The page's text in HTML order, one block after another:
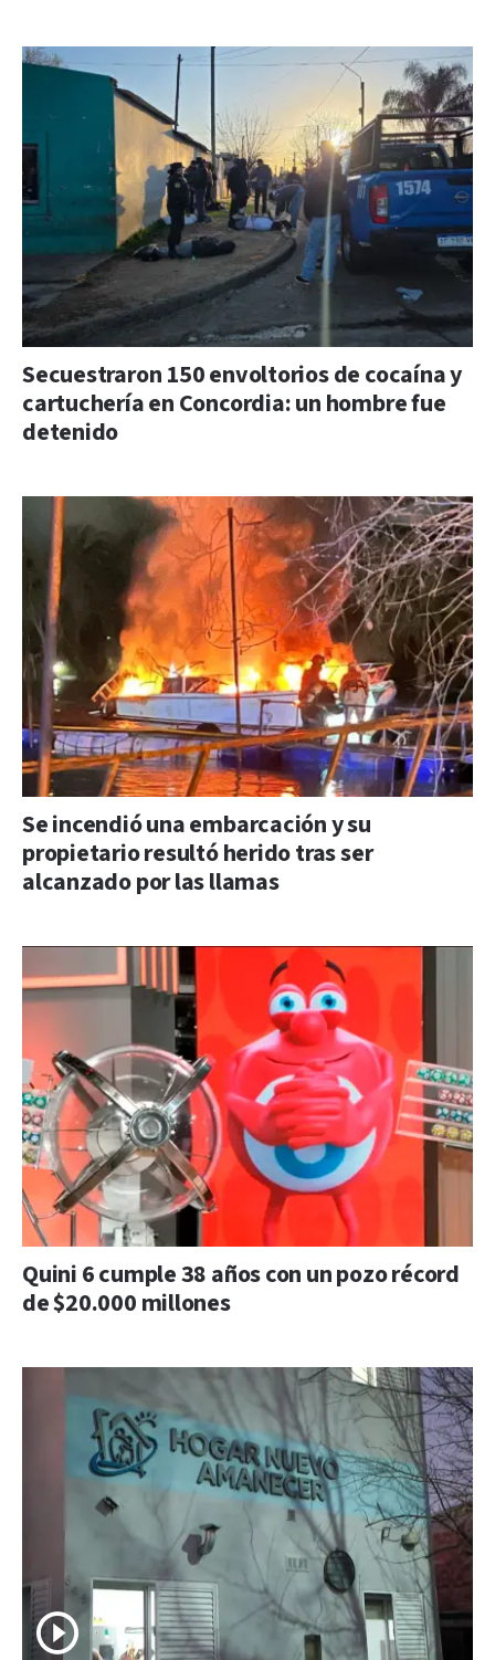
Secuestraron 150 envoltorios de cocaína y
cartuchería en Concordia: un hombre fue
detenido
Se incendió una embarcación y su
propietario resultó herido tras ser
alcanzado por las llamas
Quini 6 cumple 38 años con un pozo récord
de $20.000 millones